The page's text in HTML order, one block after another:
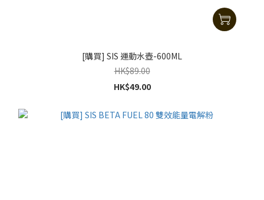
[購買] SIS 運動水壺-600ML
HK$89.00
HK$49.00